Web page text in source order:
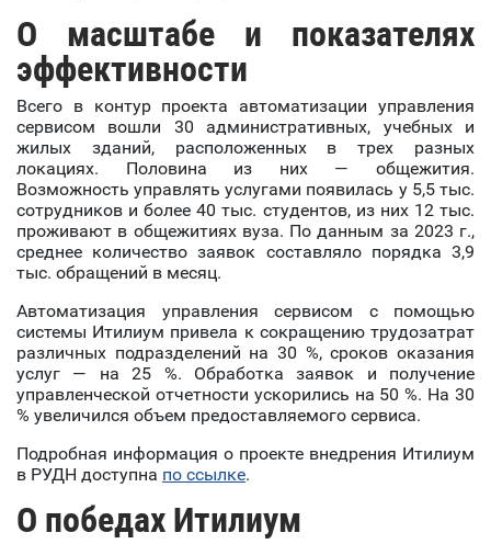
О масштабе и показателях
эффективности
Всего в контур проекта автоматизации управления
сервисом вошли 30 административных, учебных и
жилых зданий, расположенных в трех разных
локациях. Половина из них — общежития.
Возможность управлять услугами появилась у 5,5 тыс.
сотрудников и более 40 тыс. студентов, из них 12 тыс.
проживают в общежитиях вуза. По данным за 2023 г.,
среднее количество заявок составляло порядка 3,9
тыс. обращений в месяц.
Автоматизация управления сервисом с помощью
системы Итилиум привела к сокращению трудозатрат
различных подразделений на 30 %, сроков оказания
услуг — на 25 %. Обработка заявок и получение
управленческой отчетности ускорились на 50 %. На 30
% увеличился объем предоставляемого сервиса.
Подробная информация о проекте внедрения Итилиум
в РУДН доступна по ссылке.
О победах Итилиум